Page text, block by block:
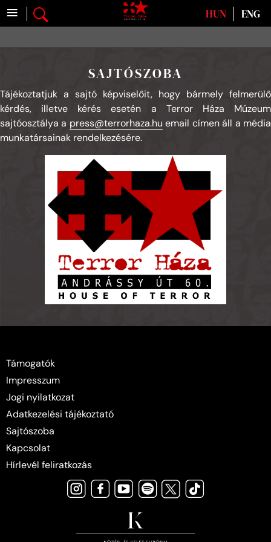
≡ Válasszon nyelvet
HUN ENG
SAJTÓSZOBA
Tájékoztatjuk a sajtó képviselőit, hogy bármely felmerülő
kérdés, illetve kérés esetén a Terror Háza Múzeum
sajtóosztálya a press@terrorhaza.hu email címen áll a média
munkatársainak rendelkezésére.
Támogatók
Impresszum
Jogi nyilatkozat
Adatkezelési tájékoztató
Sajtószoba
Kapcsolat
Hírlevél feliratkozás